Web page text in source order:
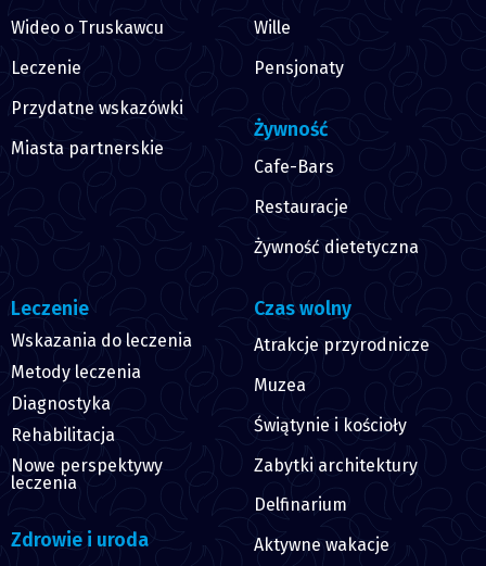
Wideo o Truskawcu
Leczenie
Przydatne wskazówki
Miasta partnerskie
Wille
Pensjonaty
Żywność
Cafe-Bars
Restauracje
Żywność dietetyczna
Leczenie
Wskazania do leczenia
Metody leczenia
Diagnostyka
Rehabilitacja
Nowe perspektywy
leczenia
Zdrowie i uroda
Czas wolny
Atrakcje przyrodnicze
Muzea
Świątynie i kościoły
Zabytki architektury
Delfinarium
Aktywne wakacje